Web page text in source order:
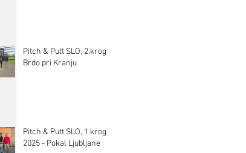
Pitch & Putt SLO, 2.krog
Brdo pri Kranju
Pitch & Putt SLO, 1.krog
2025 - Pokal Ljubljane